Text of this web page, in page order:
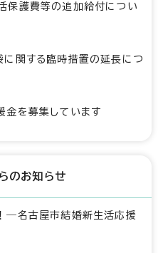
保護費等の追加給付につい
に関する臨時措置の延長につ
金を募集しています
のお知らせ
―名古屋市結婚新生活応援